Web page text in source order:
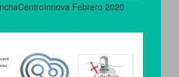
Febrero 2020